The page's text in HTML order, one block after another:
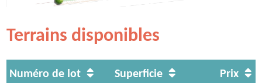
Terrains disponibles
Numéro de lot Superficie Prix